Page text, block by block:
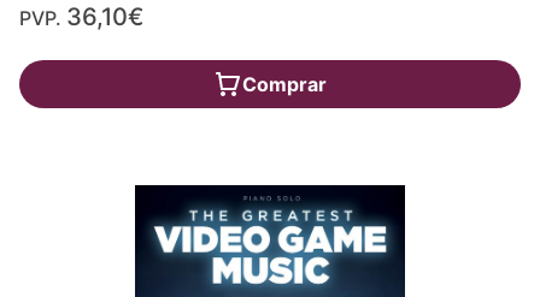
PVP. 36,10€
Comprar